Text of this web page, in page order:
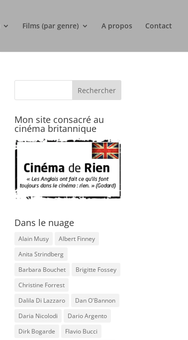
Films (par genre) A propos Contact
Mon site consacré au
cinéma britannique
Dans le nuage
Alain Musy
Albert Finney
Anita Strindberg
Barbara Bouchet
Brigitte Fossey
Christine Forrest
Dalila Di Lazzaro
Dan O'Bannon
Daria Nicolodi
Dario Argento
Dirk Bogarde
Flavio Bucci